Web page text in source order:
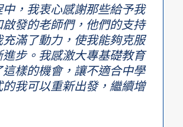
中，我衷心感謝那些給予我
發的老師們，他們的支持
滿了動力，使我能夠克服
步。我感激大專基礎教育
樣的機會，讓不適合中學
我可以重新出發，繼續增